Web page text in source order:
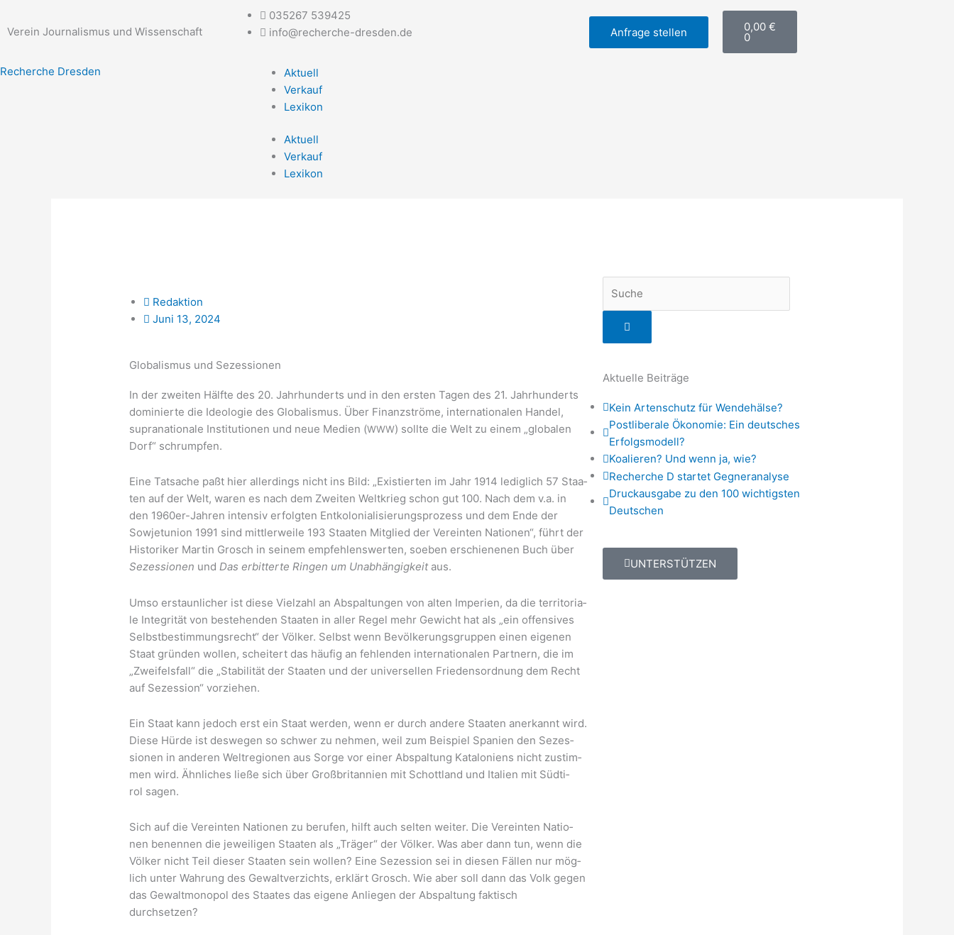
Inhalt
Verein Journalismus und Wissenschaft
035267 539425
info@recherche-dresden.de
Anfrage stellen 0,00 €
0
Warenkorb
Recherche Dresden
Aktuell
Verkauf
Lexikon
Aktuell
Verkauf
Lexikon
Redaktion
Juni 13, 2024
Globalismus und Sezessionen
In der zwei­ten Hälf­te des 20. Jahr­hun­derts und in den ers­ten Tagen des 21. Jahr­hun­derts
domi­nier­te die Ideo­lo­gie des Glo­ba­lis­mus. Über Finanz­strö­me, inter­na­tio­na­len Han­del,
supra­na­tio­na­le Insti­tu­tio­nen und neue Medi­en (WWW) soll­te die Welt zu einem „glo­ba­len
Dorf“ schrumpfen.
Eine Tat­sa­che paßt hier aller­dings nicht ins Bild: „Exis­tier­ten im Jahr 1914 ledig­lich 57 Staa­
ten auf der Welt, waren es nach dem Zwei­ten Welt­krieg schon gut 100. Nach dem v.a. in
den 1960er-Jah­ren inten­siv erfolg­ten Ent­ko­lo­nia­li­sie­rungs­pro­zess und dem Ende der
Sowjet­uni­on 1991 sind mitt­ler­wei­le 193 Staa­ten Mit­glied der Ver­ein­ten Natio­nen“, führt der
His­to­ri­ker Mar­tin Grosch in sei­nem emp­feh­lens­wer­ten, soeben erschie­ne­nen Buch über
Sezes­sio­nen undDas erbit­ter­te Rin­gen um Unab­hän­gig­keit aus.
Umso erstaun­li­cher ist die­se Viel­zahl an Abspal­tun­gen von alten Impe­ri­en, da die ter­ri­to­ria­
le Inte­gri­tät von bestehen­den Staa­ten in aller Regel mehr Gewicht hat als „ein offen­si­ves
Selbst­be­stim­mungs­recht“ der Völ­ker. Selbst wenn Bevöl­ke­rungs­grup­pen einen eige­nen
Staat grün­den wol­len, schei­tert das häu­fig an feh­len­den inter­na­tio­na­len Part­nern, die im
„Zwei­fels­fall“ die „Sta­bi­li­tät der Staa­ten und der uni­ver­sel­len Frie­dens­ord­nung dem Recht
auf Sezes­si­on“ vorziehen.
Ein Staat kann jedoch erst ein Staat wer­den, wenn er durch ande­re Staa­ten aner­kannt wird.
Die­se Hür­de ist des­we­gen so schwer zu neh­men, weil zum Bei­spiel Spa­ni­en den Sezes­
sio­nen in ande­ren Welt­re­gio­nen aus Sor­ge vor einer Abspal­tung Kata­lo­ni­ens nicht zustim­
men wird. Ähn­li­ches lie­ße sich über Groß­bri­tan­ni­en mit Schott­land und Ita­li­en mit Süd­ti­
rol sagen.
Sich auf die Ver­ein­ten Natio­nen zu beru­fen, hilft auch sel­ten wei­ter. Die Ver­ein­ten Natio­
nen benen­nen die jewei­li­gen Staa­ten als „Trä­ger“ der Völ­ker. Was aber dann tun, wenn die
Völ­ker nicht Teil die­ser Staa­ten sein wol­len? Eine Sezes­si­on sei in die­sen Fäl­len nur mög­
lich unter Wah­rung des Gewalt­ver­zichts, erklärt Grosch. Wie aber soll dann das Volk gegen
das Gewalt­mo­no­pol des Staa­tes das eige­ne Anlie­gen der Abspal­tung fak­tisch
durchsetzen?
Aktuelle Beiträge
Kein Artenschutz für Wendehälse?
Postliberale Ökonomie: Ein deutsches
Erfolgsmodell?
Koalieren? Und wenn ja, wie?
Recherche D startet Gegneranalyse
Druckausgabe zu den 100 wichtigsten
Deutschen
UNTERSTÜTZEN